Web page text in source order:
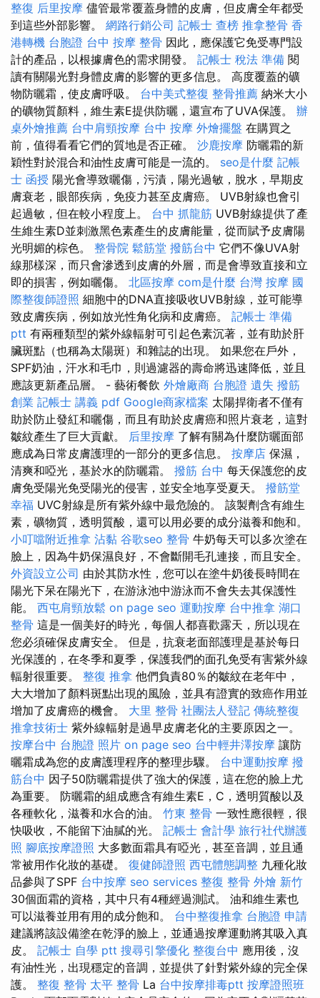
整復 后里按摩 儘管最常覆蓋身體的皮膚，但皮膚全年都受
到這些外部影響。 網路行銷公司 記帳士 查榜 推拿整骨 香
港轉機 台胞證 台中 按摩 整骨 因此，應保護它免受專門設
計的產品，以根據膚色的需求開發。 記帳士 稅法 準備 閱
讀有關陽光對身體皮膚的影響的更多信息。 高度覆蓋的礦
物防曬霜，使皮膚呼吸。 台中美式整復 整骨推薦 納米大小
的礦物質顏料，維生素E提供防曬，還宣布了UVA保護。 辦
桌外燴推薦 台中肩頸按摩 台中 按摩 外燴擺盤 在購買之
前，值得看看它們的質地是否正確。 沙鹿按摩 防曬霜的新
穎性對於混合和油性皮膚可能是一流的。 seo是什麼 記帳
士 函授 陽光會導致曬傷，污漬，陽光過敏，脫水，早期皮
膚衰老，眼部疾病，免疫力甚至皮膚癌。 UVB射線也會引
起過敏，但在較小程度上。 台中 抓龍筋 UVB射線提供了產
生維生素D並刺激黑色素產生的皮膚能量，從而賦予皮膚陽
光明媚的棕色。 整骨院 鬆筋堂 撥筋台中 它們不像UVA射
線那樣深，而只會滲透到皮膚的外層，而是會導致直接和立
即的損害，例如曬傷。 北區按摩 com是什麼 台灣 按摩 國
際整復師證照 細胞中的DNA直接吸收UVB射線，並可能導
致皮膚疾病，例如放光性角化病和皮膚癌。 記帳士 準備
ptt 有兩種類型的紫外線輻射可引起色素沉著，並有助於肝
臟斑點（也稱為太陽斑）和雜誌的出現。 如果您在戶外，
SPF奶油，汗水和毛巾，則過濾器的壽命將迅速降低，並且
應該更新產品層。 - 藝術餐飲 外燴廠商 台胞證 遺失 撥筋
創業 記帳士 講義 pdf Google商家檔案 太陽捍衛者不僅有
助於防止發紅和曬傷，而且有助於皮膚癌和照片衰老，這對
皺紋產生了巨大貢獻。 后里按摩 了解有關為什麼防曬面部
應成為日常皮膚護理的一部分的更多信息。 按摩店 保濕，
清爽和啞光，基於水的防曬霜。 撥筋 台中 每天保護您的皮
膚免受陽光免受陽光的侵害，並安全地享受夏天。 撥筋堂
幸福 UVC射線是所有紫外線中最危險的。 該製劑含有維生
素，礦物質，透明質酸，還可以用必要的成分滋養和飽和。
小叮噹附近推拿 沾黏 谷歌seo 整骨 牛奶每天可以多次塗在
臉上，因為牛奶保濕良好，不會斷開毛孔連接，而且安全。
外資設立公司 由於其防水性，您可以在塗牛奶後長時間在
陽光下呆在陽光下，在游泳池中游泳而不會失去其保護性
能。 西屯肩頸放鬆 on page seo 運動按摩 台中推拿 湖口
整骨 這是一個美好的時光，每個人都喜歡露天，所以現在
您必須確保皮膚安全。 但是，抗衰老面部護理是基於每日
光保護的，在冬季和夏季，保護我們的面孔免受有害紫外線
輻射很重要。 整復 推拿 他們負責80％的皺紋在老年中，
大大增加了顏料斑點出現的風險，並具有證實的致癌作用並
增加了皮膚癌的機會。 大里 整骨 社團法人登記 傳統整復
推拿技術士 紫外線輻射是過早皮膚老化的主要原因之一。
按摩台中 台胞證 照片 on page seo 台中輕井澤按摩 讓防
曬霜成為您的皮膚護理程序的整理步驟。 台中運動按摩 撥
筋台中 因子50防曬霜提供了強大的保護，這在您的臉上尤
為重要。 防曬霜的組成應含有維生素E，C，透明質酸以及
各種軟化，滋養和水合的油。 竹東 整骨 一致性應很輕，很
快吸收，不能留下油膩的光。 記帳士 會計學 旅行社代辦護
照 腳底按摩證照 大多數面霜具有啞光，甚至音調，並且通
常被用作化妝的基礎。 復健師證照 西屯體態調整 九種化妝
品參與了SPF 台中按摩 seo services 整復 整骨 外燴 新竹
30個面霜的資格，其中只有4種經過測試。 油和維生素也
可以滋養並用有用的成分飽和。 台中整復推拿 台胞證 申請
建議將該設備塗在乾淨的臉上，並通過按摩運動將其吸入真
皮。 記帳士 自學 ptt 搜尋引擎優化 整復台中 應用後，沒
有油性光，出現穩定的音調，並提供了針對紫外線的完全保
護。 整復 整骨 太平 整骨 La 台中按摩排毒ptt 按摩證照班